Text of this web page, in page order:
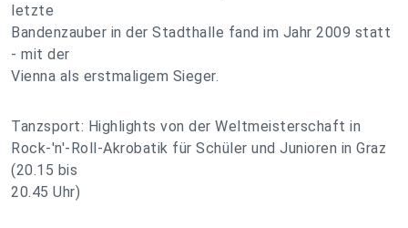
letzte
Bandenzauber in der Stadthalle fand im Jahr 2009 statt
- mit der
Vienna als erstmaligem Sieger.
Tanzsport: Highlights von der Weltmeisterschaft in
Rock-'n'-Roll-Akrobatik für Schüler und Junioren in Graz
(20.15 bis
20.45 Uhr)